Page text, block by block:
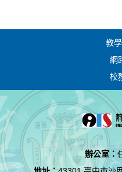
教
網
校
辦公室：